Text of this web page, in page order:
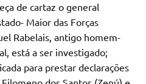
de cartaz o general
Maior das Forças
Rabelais, antigo homem-
está a ser investigado;
para prestar declarações